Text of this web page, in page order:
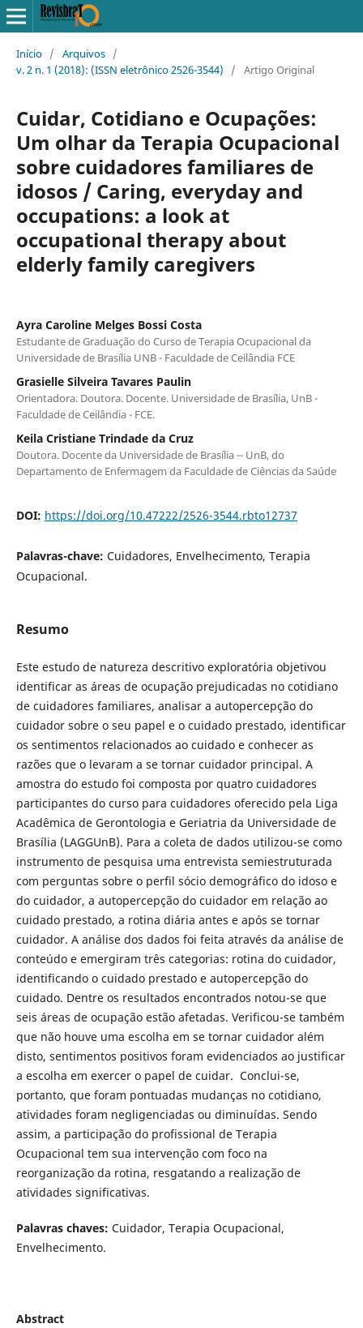
Início / Arquivos /
v. 2 n. 1 (2018): (ISSN eletrônico 2526-3544)
/ Artigo Original
Cuidar, Cotidiano e Ocupações:
Um olhar da Terapia Ocupacional
sobre cuidadores familiares de
idosos / Caring, everyday and
occupations: a look at
occupational therapy about
elderly family caregivers
Ayra Caroline Melges Bossi Costa
Estudante de Graduação do Curso de Terapia Ocupacional da
Universidade de Brasília UNB - Faculdade de Ceilândia FCE
Grasielle Silveira Tavares Paulin
Orientadora. Doutora. Docente. Universidade de Brasília, UnB -
Faculdade de Ceilândia - FCE.
Keila Cristiane Trindade da Cruz
Doutora. Docente da Universidade de Brasília -- UnB, do
Departamento de Enfermagem da Faculdade de Ciências da Saúde
DOI: https://doi.org/10.47222/2526-3544.rbto12737
Palavras-chave: Cuidadores, Envelhecimento, Terapia
Ocupacional.
Resumo
Este estudo de natureza descritivo exploratória objetivou
identificar as áreas de ocupação prejudicadas no cotidiano
de cuidadores familiares, analisar a autopercepção do
cuidador sobre o seu papel e o cuidado prestado, identificar
os sentimentos relacionados ao cuidado e conhecer as
razões que o levaram a se tornar cuidador principal. A
amostra do estudo foi composta por quatro cuidadores
participantes do curso para cuidadores oferecido pela Liga
Acadêmica de Gerontologia e Geriatria da Universidade de
Brasília (LAGGUnB). Para a coleta de dados utilizou-se como
instrumento de pesquisa uma entrevista semiestruturada
com perguntas sobre o perfil sócio demográfico do idoso e
do cuidador, a autopercepção do cuidador em relação ao
cuidado prestado, a rotina diária antes e após se tornar
cuidador. A análise dos dados foi feita através da análise de
conteúdo e emergiram três categorias: rotina do cuidador,
identificando o cuidado prestado e autopercepção do
cuidado. Dentre os resultados encontrados notou-se que
seis áreas de ocupação estão afetadas. Verificou-se também
que não houve uma escolha em se tornar cuidador além
disto, sentimentos positivos foram evidenciados ao justificar
a escolha em exercer o papel de cuidar. Conclui-se,
portanto, que foram pontuadas mudanças no cotidiano,
atividades foram negligenciadas ou diminuídas. Sendo
assim, a participação do profissional de Terapia
Ocupacional tem sua intervenção com foco na
reorganização da rotina, resgatando a realização de
atividades significativas.
Palavras chaves: Cuidador, Terapia Ocupacional,
Envelhecimento.
Abstract